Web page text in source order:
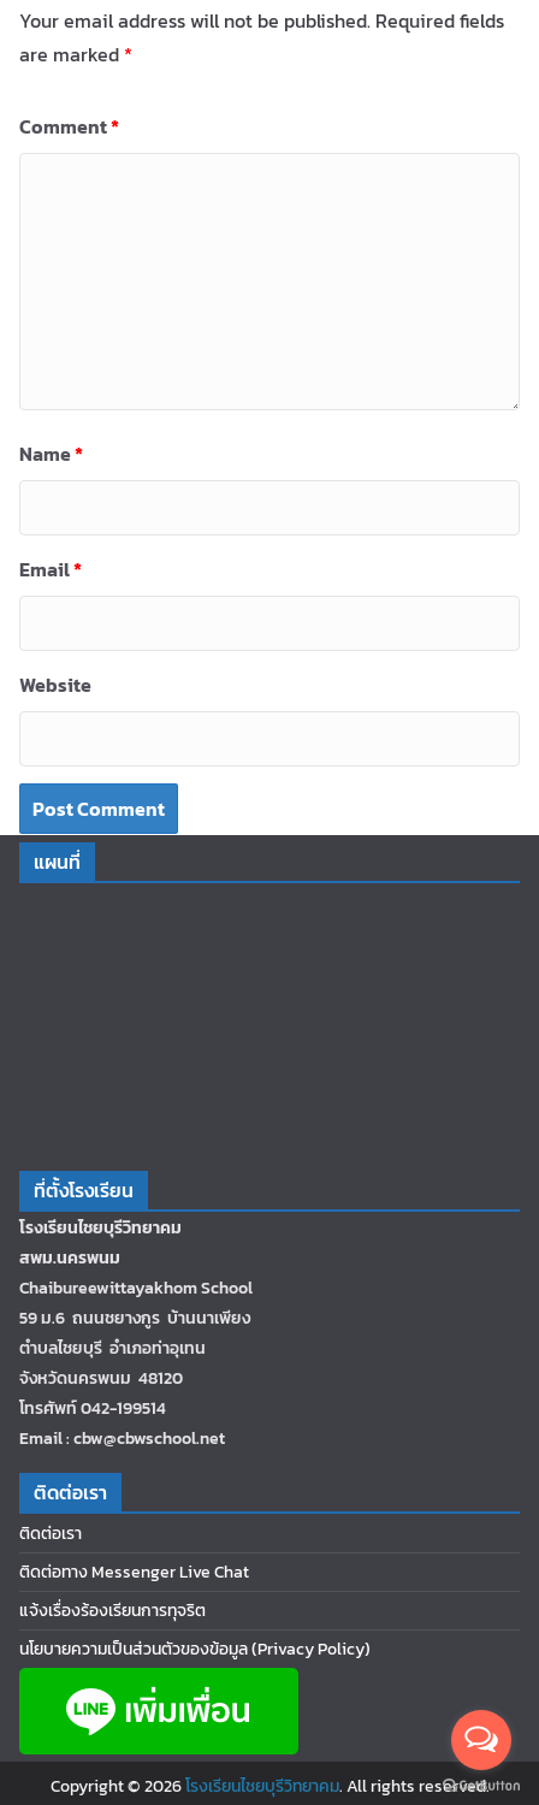
Your email address will not be published. Required fields
are marked *
Comment*
Name*
Email*
Website
แผนที่
ที่ตั้งโรงเรียน
โรงเรียนไชยบุรีวิทยาคม
สพม.นครพนม
Chaibureewittayakhom School
59 ม.6 ถนนชยางกูร บ้านนาเพียง
ตำบลไชยบุรี อำเภอท่าอุเทน
จังหวัดนครพนม 48120
โทรศัพท์ 042-199514
Email : cbw@cbwschool.net
ติดต่อเรา
ติดต่อเรา
ติดต่อทาง Messenger Live Chat
แจ้งเรื่องร้องเรียนการทุจริต
นโยบายความเป็นส่วนตัวของข้อมูล (Privacy Policy)
Copyright © 2026โรงเรียนไชยบุรีวิทยาคม. All rights reserved.